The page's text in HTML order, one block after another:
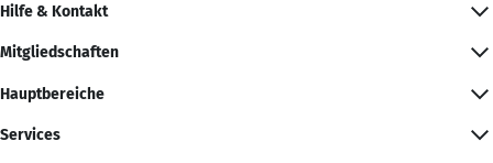
Hilfe & Kontakt
Mitgliedschaften
Hauptbereiche
Services